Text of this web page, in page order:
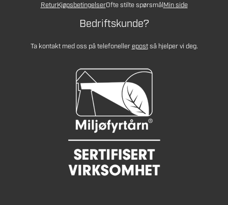
ReturKjøpsbetingelserOfte stilte spørsmålMin side
Bedriftskunde?
Ta kontakt med oss på telefonellerepostså hjelper vi deg.